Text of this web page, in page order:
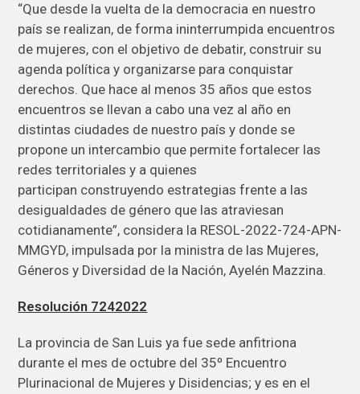
“Que desde la vuelta de la democracia en nuestro
país se realizan, de forma ininterrumpida encuentros
de mujeres, con el objetivo de debatir, construir su
agenda política y organizarse para conquistar
derechos. Que hace al menos 35 años que estos
encuentros se llevan a cabo una vez al año en
distintas ciudades de nuestro país y donde se
propone un intercambio que permite fortalecer las
redes territoriales y a quienes
participan construyendo estrategias frente a las
desigualdades de género que las atraviesan
cotidianamente”, considera la RESOL-2022-724-APN-
MMGYD, impulsada por la ministra de las Mujeres,
Géneros y Diversidad de la Nación, Ayelén Mazzina.
Resolución 7242022
La provincia de San Luis ya fue sede anfitriona
durante el mes de octubre del 35º Encuentro
Plurinacional de Mujeres y Disidencias; y es en el